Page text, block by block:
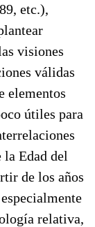
etc.),
visiones
válidas
elementos
útiles para
la Edad del
de los años
relativa,